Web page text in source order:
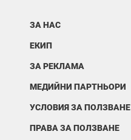
ЗА НАС
ЕКИП
ЗА РЕКЛАМА
МЕДИЙНИ ПАРТНЬОРИ
УСЛОВИЯ ЗА ПОЛЗВАНЕ
ПРАВА ЗА ПОЛЗВАНЕ